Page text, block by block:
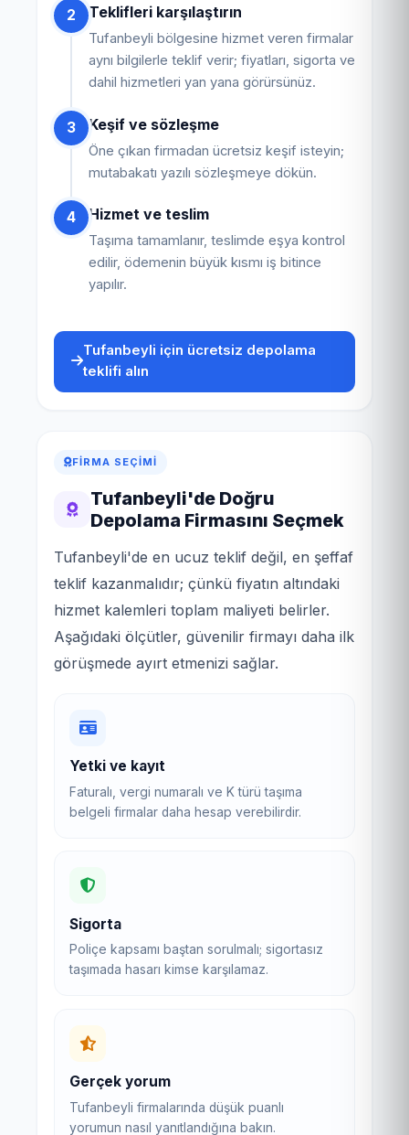
2 Teklifleri karşılaştırın
Tufanbeyli bölgesine hizmet veren firmalar
aynı bilgilerle teklif verir; fiyatları, sigorta ve
dahil hizmetleri yan yana görürsünüz.
3 Keşif ve sözleşme
Öne çıkan firmadan ücretsiz keşif isteyin;
mutabakatı yazılı sözleşmeye dökün.
4 Hizmet ve teslim
Taşıma tamamlanır, teslimde eşya kontrol
edilir, ödemenin büyük kısmı iş bitince
yapılır.
Tufanbeyli için ücretsiz depolama
teklifi alın
FIRMA SEÇIMI
Tufanbeyli'de Doğru
Depolama Firmasını Seçmek
Tufanbeyli'de en ucuz teklif değil, en şeffaf
teklif kazanmalıdır; çünkü fiyatın altındaki
hizmet kalemleri toplam maliyeti belirler.
Aşağıdaki ölçütler, güvenilir firmayı daha ilk
görüşmede ayırt etmenizi sağlar.
Yetki ve kayıt
Faturalı, vergi numaralı ve K türü taşıma
belgeli firmalar daha hesap verebilirdir.
Sigorta
Poliçe kapsamı baştan sorulmalı; sigortasız
taşımada hasarı kimse karşılamaz.
Gerçek yorum
Tufanbeyli firmalarında düşük puanlı
yorumun nasıl yanıtlandığına bakın.